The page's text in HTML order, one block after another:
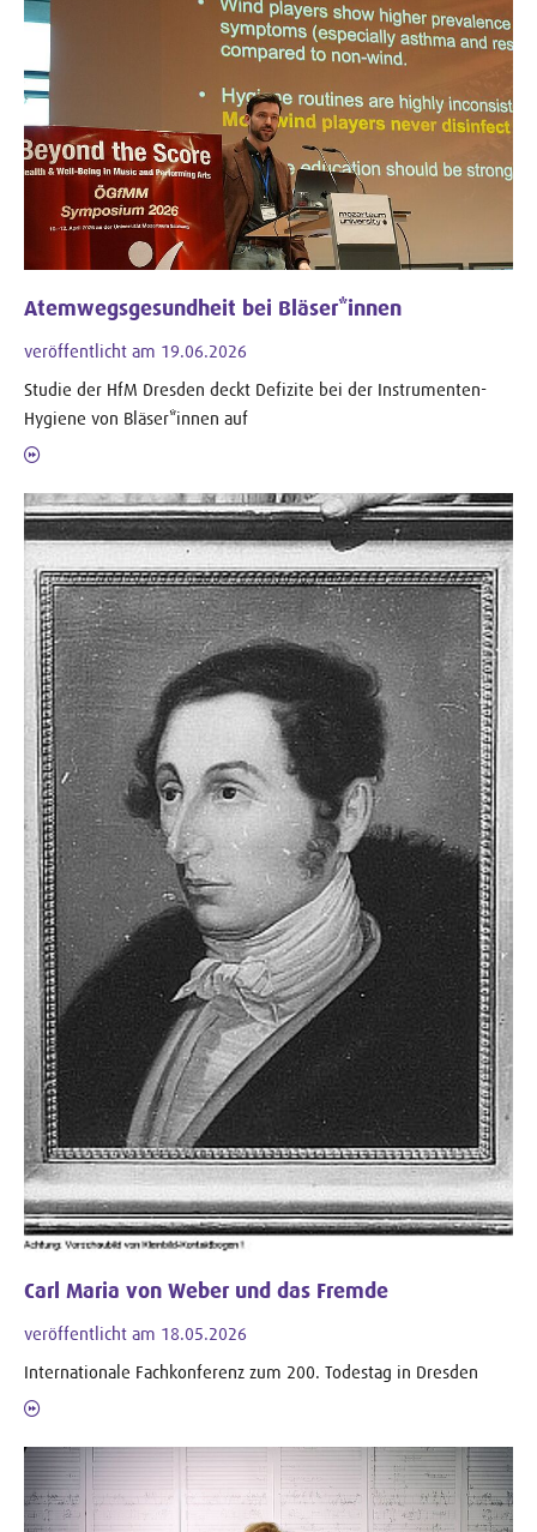
Atemwegsgesundheit bei Bläser*innen
veröffentlicht am 19.06.2026
Studie der HfM Dresden deckt Defizite bei der Instrumenten-
Hygiene von Bläser*innen auf
Carl Maria von Weber und das Fremde
veröffentlicht am 18.05.2026
Internationale Fachkonferenz zum 200. Todestag in Dresden